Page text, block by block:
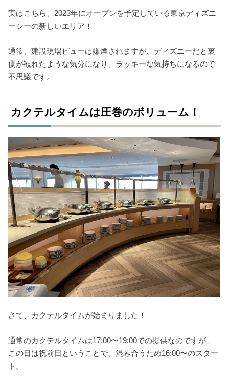
実はこちら、2023年にオープンを予定している東京ディズニ
ーシーの新しいエリア！
通常、建設現場ビューは嫌煙されますが、ディズニーだと裏
側が観れたような気分になり、ラッキーな気持ちになるので
不思議です。
カクテルタイムは圧巻のボリューム！
さて、カクテルタイムが始まりました！
通常のカクテルタイムは17:00〜19:00での提供なのですが、
この日は祝前日ということで、混み合うため16:00〜のスター
ト。